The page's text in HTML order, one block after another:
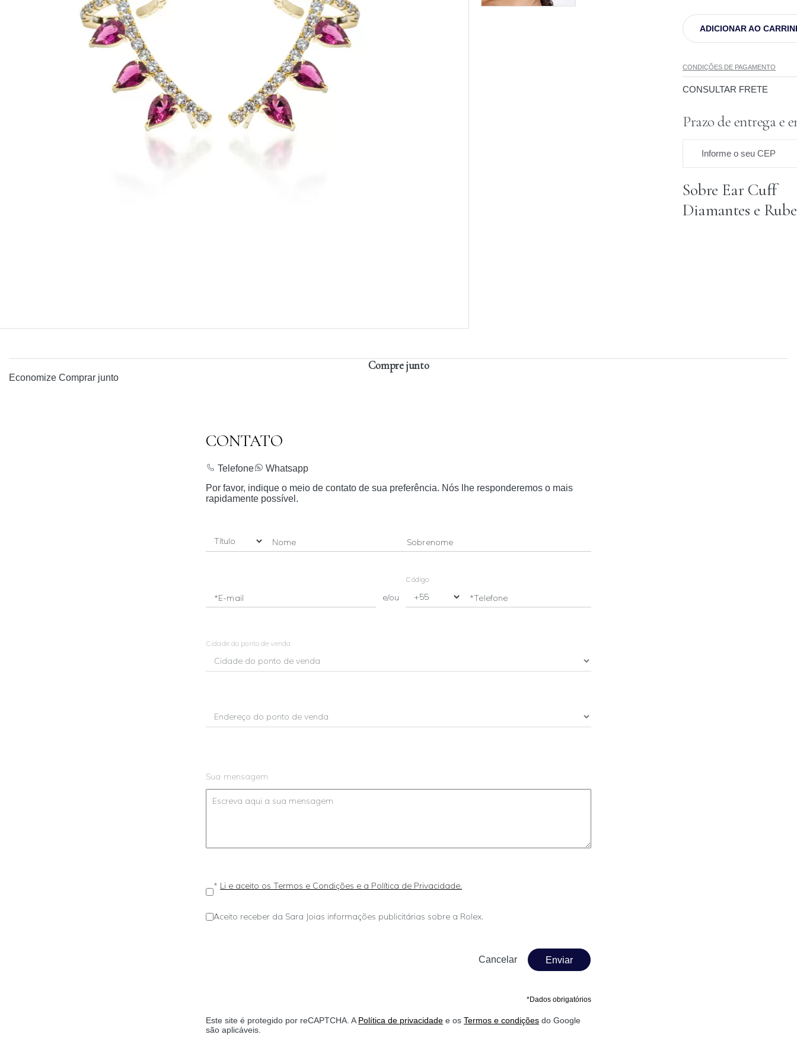
ADICIONAR AO
CONDIÇÕES DE PAGAMENTO
CONSULTAR FRETE
Prazo de entrega e
Informe o seu CEP
Prazo para o CEP
Sobre Ear Cuff
Diamantes e
Compre junto
Economize Comprar junto
CONTATO
Telefone
Whatsapp
Por favor, indique o meio de contato de sua preferência. Nós lhe responderemos o mais
rapidamente possível.
Nome Sobrenome
*E-mail e/ou
Código
*Telefone
Cidade do ponto de venda
Sua mensagem
* Li e aceito os Termos e Condições e a Política de Privacidade.
Aceito receber da Sara Joias informações publicitárias sobre a Rolex.
Enviar
*Dados obrigatórios
Este site é protegido por reCAPTCHA. A Política de privacidade e os Termos e condições do Google
são aplicáveis.